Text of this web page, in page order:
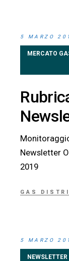
5 MARZO
MERCATO
Monitoraggio gare gas
Newsletter
2019
GAS
5 MARZO
NEWSLETTER